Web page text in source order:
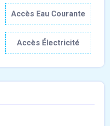
Accès Eau Courante
Accès Électricité